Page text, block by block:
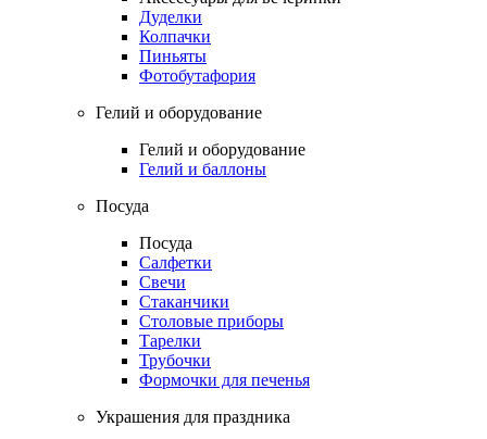
Дуделки
Колпачки
Пиньяты
Фотобутафория
Гелий и оборудование
Гелий и оборудование
Гелий и баллоны
Посуда
Посуда
Салфетки
Свечи
Стаканчики
Столовые приборы
Тарелки
Трубочки
Формочки для печенья
Украшения для праздника